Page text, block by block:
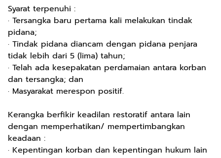
Syarat terpenuhi :
· Tersangka baru pertama kali melakukan tindak
pidana;
· Tindak pidana diancam dengan pidana penjara
tidak lebih dari 5 (lima) tahun;
· Telah ada kesepakatan perdamaian antara korban
dan tersangka; dan
· Masyarakat merespon positif.
Kerangka berfikir keadilan restoratif antara lain
dengan memperhatikan/ mempertimbangkan
keadaan :
· Kepentingan korban dan kepentingan hukum lain